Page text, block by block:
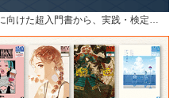
向けた超入門書から、実践・検定…